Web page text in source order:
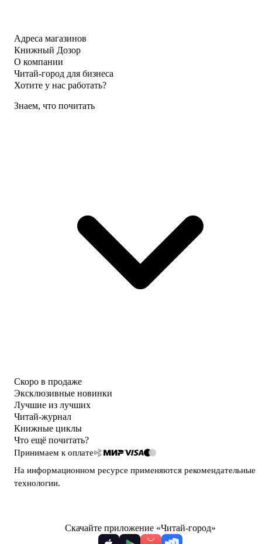
Адреса магазинов
Книжный Дозор
О компании
Читай-город для бизнеса
Хотите у нас работать?
Знаем, что почитать
Скоро в продаже
Эксклюзивные новинки
Лучшие из лучших
Читай-журнал
Книжные циклы
Что ещё почитать?
Принимаем к оплате
На информационном ресурсе применяются рекомендательные
технологии.
Скачайте приложение «Читай-город»